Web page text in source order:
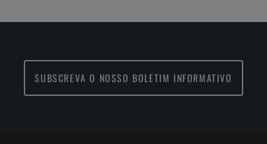
SUBSCREVA O NOSSO BOLETIM INFORMATIVO